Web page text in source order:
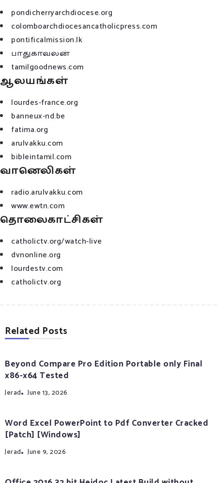
pondicherryarchdiocese.org
colomboarchdiocesancatholicpress.com
pontificalmission.lk
பாதுகாவலன்
tamilgoodnews.com
ஆலயங்கள்
lourdes-france.org
banneux-nd.be
fatima.org
arulvakku.com
bibleintamil.com
வானெலிகள்
radio.arulvakku.com
www.ewtn.com
தொலைகாட்சிகள்
catholictv.org/watch-live
dvnonline.org
lourdestv.com
catholictv.org
Related Posts
Beyond Compare Pro Edition Portable only Final
x86-x64 Tested
Jerad June 13, 2026
Word Excel PowerPoint to Pdf Converter Cracked
[Patch] [Windows]
Jerad June 9, 2026